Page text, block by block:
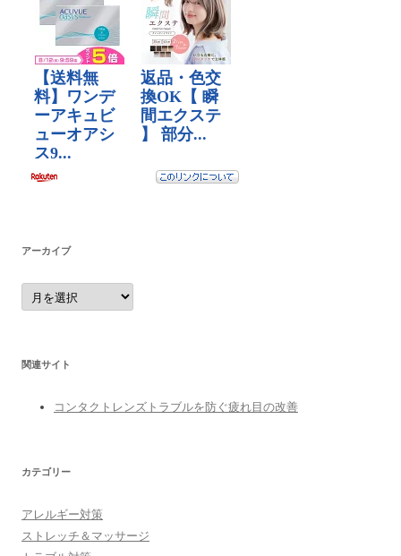
アーカイブ
ア
ー
カ
関連サイト
コンタクトレンズトラブルを防ぐ疲れ目の改善
カテゴリー
アレルギー対策
ストレッチ＆マッサージ